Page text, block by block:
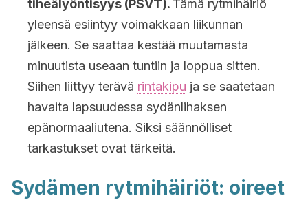
tiheälyöntisyys (PSVT). Tämä rytmihäiriö
yleensä esiintyy voimakkaan liikunnan
jälkeen. Se saattaa kestää muutamasta
minuutista useaan tuntiin ja loppua sitten.
Siihen liittyy terävä rintakipu ja se saatetaan
havaita lapsuudessa sydänlihaksen
epänormaaliutena. Siksi säännölliset
tarkastukset ovat tärkeitä.
Sydämen rytmihäiriöt: oireet